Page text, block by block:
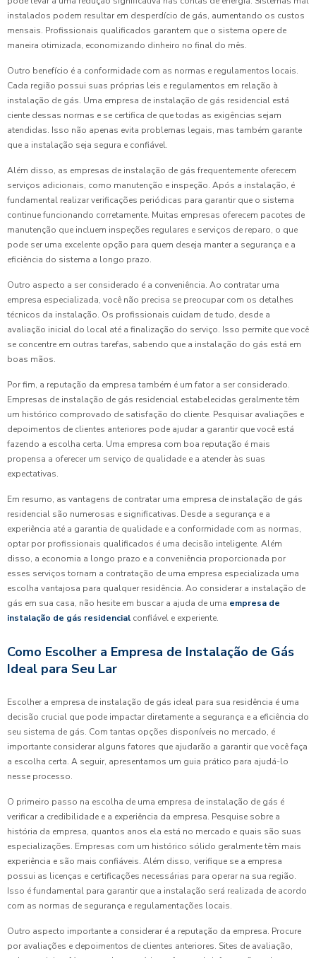
instalados podem resultar em desperdício de gás, aumentando os custos
mensais. Profissionais qualificados garantem que o sistema opere de
maneira otimizada, economizando dinheiro no final do mês.
Outro benefício é a conformidade com as normas e regulamentos locais.
Cada região possui suas próprias leis e regulamentos em relação à
instalação de gás. Uma empresa de instalação de gás residencial está
ciente dessas normas e se certifica de que todas as exigências sejam
atendidas. Isso não apenas evita problemas legais, mas também garante
que a instalação seja segura e confiável.
Além disso, as empresas de instalação de gás frequentemente oferecem
serviços adicionais, como manutenção e inspeção. Após a instalação, é
fundamental realizar verificações periódicas para garantir que o sistema
continue funcionando corretamente. Muitas empresas oferecem pacotes de
manutenção que incluem inspeções regulares e serviços de reparo, o que
pode ser uma excelente opção para quem deseja manter a segurança e a
eficiência do sistema a longo prazo.
Outro aspecto a ser considerado é a conveniência. Ao contratar uma
empresa especializada, você não precisa se preocupar com os detalhes
técnicos da instalação. Os profissionais cuidam de tudo, desde a
avaliação inicial do local até a finalização do serviço. Isso permite que você
se concentre em outras tarefas, sabendo que a instalação do gás está em
boas mãos.
Por fim, a reputação da empresa também é um fator a ser considerado.
Empresas de instalação de gás residencial estabelecidas geralmente têm
um histórico comprovado de satisfação do cliente. Pesquisar avaliações e
depoimentos de clientes anteriores pode ajudar a garantir que você está
fazendo a escolha certa. Uma empresa com boa reputação é mais
propensa a oferecer um serviço de qualidade e a atender às suas
expectativas.
Em resumo, as vantagens de contratar uma empresa de instalação de gás
residencial são numerosas e significativas. Desde a segurança e a
experiência até a garantia de qualidade e a conformidade com as normas,
optar por profissionais qualificados é uma decisão inteligente. Além
disso, a economia a longo prazo e a conveniência proporcionada por
esses serviços tornam a contratação de uma empresa especializada uma
escolha vantajosa para qualquer residência. Ao considerar a instalação de
gás em sua casa, não hesite em buscar a ajuda de uma empresa de
instalação de gás residencial confiável e experiente.
Como Escolher a Empresa de Instalação de Gás
Ideal para Seu Lar
Escolher a empresa de instalação de gás ideal para sua residência é uma
decisão crucial que pode impactar diretamente a segurança e a eficiência do
seu sistema de gás. Com tantas opções disponíveis no mercado, é
importante considerar alguns fatores que ajudarão a garantir que você faça
a escolha certa. A seguir, apresentamos um guia prático para ajudá-lo
nesse processo.
O primeiro passo na escolha de uma empresa de instalação de gás é
verificar a credibilidade e a experiência da empresa. Pesquise sobre a
história da empresa, quantos anos ela está no mercado e quais são suas
especializações. Empresas com um histórico sólido geralmente têm mais
experiência e são mais confiáveis. Além disso, verifique se a empresa
possui as licenças e certificações necessárias para operar na sua região.
Isso é fundamental para garantir que a instalação será realizada de acordo
com as normas de segurança e regulamentações locais.
Outro aspecto importante a considerar é a reputação da empresa. Procure
por avaliações e depoimentos de clientes anteriores. Sites de avaliação,